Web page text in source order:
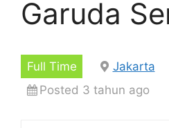
Garuda
Full Time
Jakarta
Posted 3 tahun ago